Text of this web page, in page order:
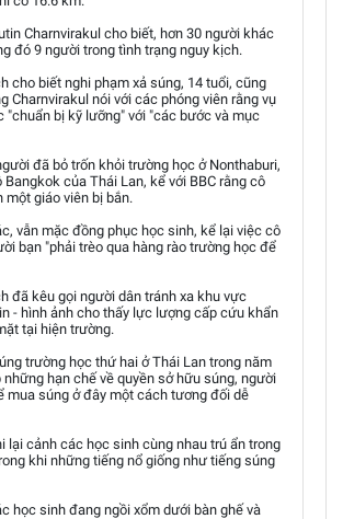
Charnvirakul cho biết, hơn 30 người khác
đó 9 người trong tình trạng nguy kịch.
cho biết nghi phạm xả súng, 14 tuổi, cũng
Charnvirakul nói với các phóng viên rằng vụ
"chuẩn bị kỹ lưỡng" với "các bước và mục
đã bỏ trốn khỏi trường học ở Nonthaburi,
Bangkok của Thái Lan, kể với BBC rằng cô
giáo viên bị bắn.
vẫn mặc đồng phục học sinh, kể lại việc cô
bạn "phải trèo qua hàng rào trường học để
đã kêu gọi người dân tránh xa khu vực
- hình ảnh cho thấy lực lượng cấp cứu khẩn
tại hiện trường.
trường học thứ hai ở Thái Lan trong năm
những hạn chế về quyền sở hữu súng, người
mua súng ở đây một cách tương đối dễ
lại cảnh các học sinh cùng nhau trú ẩn trong
khi những tiếng nổ giống như tiếng súng
học sinh đang ngồi xổm dưới bàn ghế và